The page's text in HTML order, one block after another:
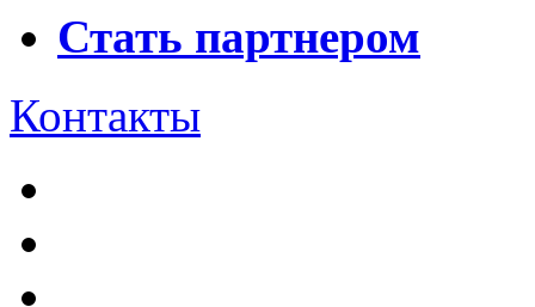
Стать партнером
Контакты